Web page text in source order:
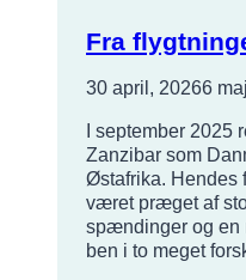
Fra
30 april, 20266
I september 2025
Zanzibar som
Østafrika. Hendes
været præget af
spændinger og en
ben i to meget